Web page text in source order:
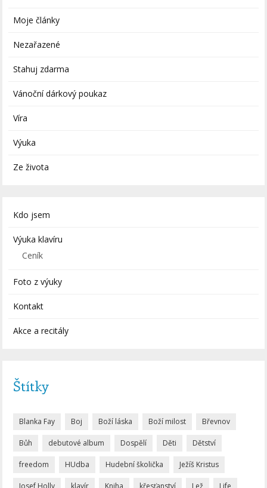
Moje články
Nezařazené
Stahuj zdarma
Vánoční dárkový poukaz
Víra
Výuka
Ze života
Kdo jsem
Výuka klavíru
Ceník
Foto z výuky
Kontakt
Akce a recitály
Štítky
Blanka Fay Boj Boží láska Boží milost Břevnov
Bůh debutové album Dospělí Děti Dětství
freedom HUdba Hudební školička Ježíš Kristus
Josef Holly klavír Kniha křesťanství Lež Life